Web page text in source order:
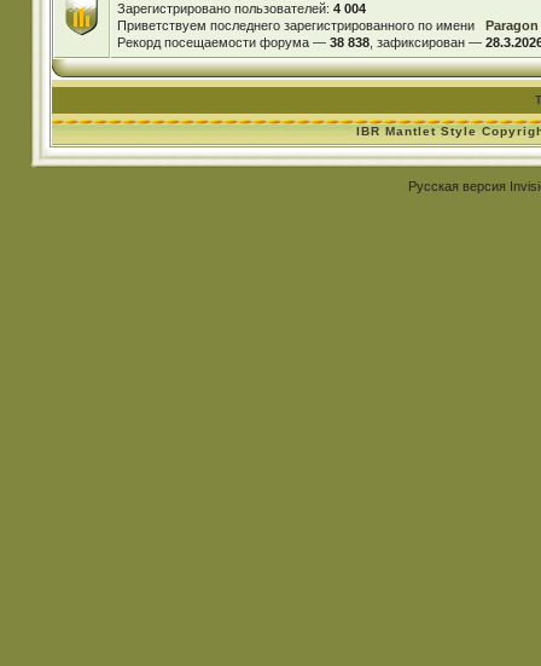
Зарегистрировано пользователей: 4 004
Приветствуем последнего зарегистрированного по имени
Paragon
Рекорд посещаемости форума — 38 838, зафиксирован —
IBR Mantlet Style
Русская версия